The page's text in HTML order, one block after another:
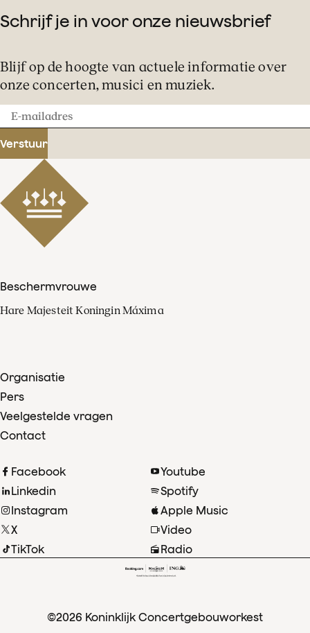
Schrijf je in voor onze nieuwsbrief
Blijf op de hoogte van actuele informatie over
onze concerten, musici en muziek.
E-
mailadres
Verstuur
Beschermvrouwe
Hare Majesteit Koningin Máxima
Organisatie
Pers
Veelgestelde vragen
Contact
Facebook
Linkedin
Instagram
X
TikTok
Youtube
Spotify
Apple Music
Video
Radio
©2026 Koninklijk Concertgebouworkest